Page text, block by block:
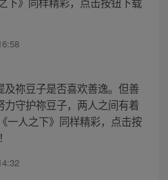
祢豆子是否喜欢善逸。但善
守护祢豆子，两人之间有着
一人之下》同样精彩，点击按